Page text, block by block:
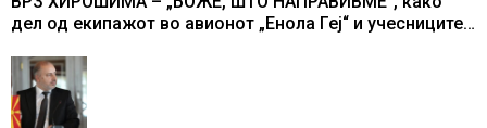
дел од екипажот во авионот „Енола Геј“ и учесниците
промени текот на историјата